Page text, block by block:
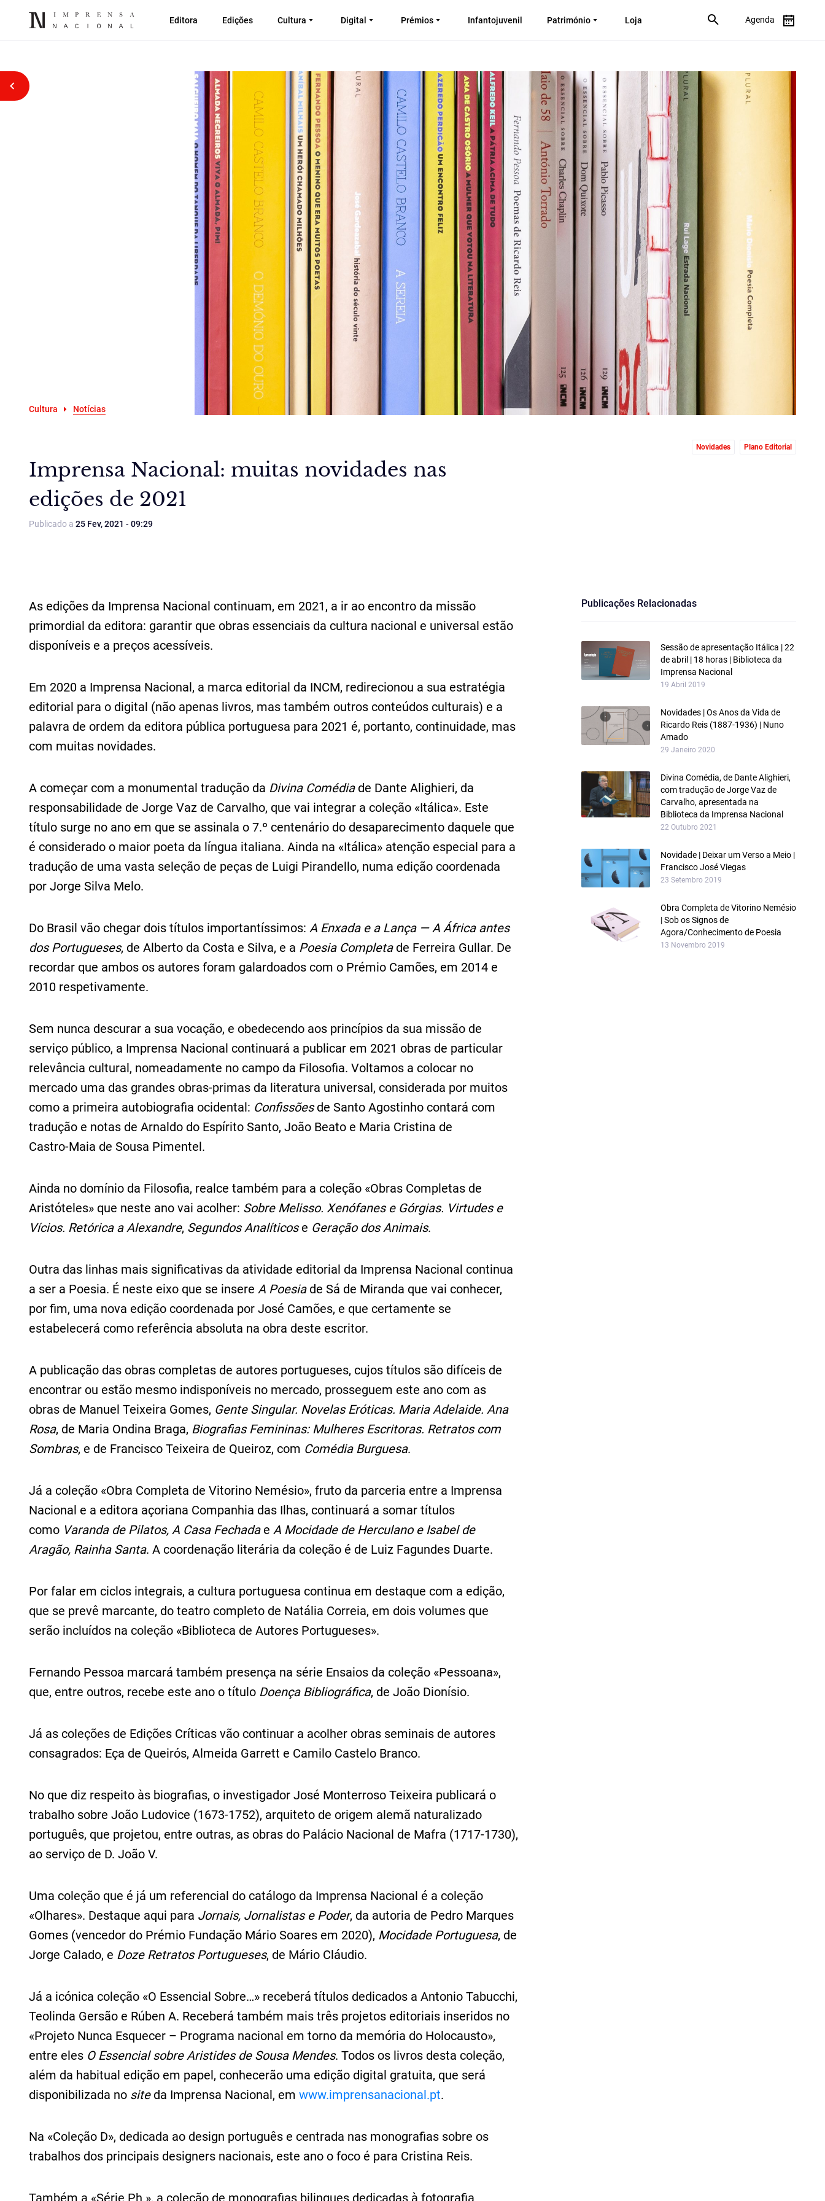
Editora Edições Cultura Digital Prémios Infantojuvenil Património Loja Agenda
Voltar atrás
Cultura Notícias
Imprensa Nacional: muitas novidades nas
edições de 2021
Publicado a 25 Fev, 2021 - 09:29
Novidades Plano Editorial
As edições da Imprensa Nacional continuam, em 2021, a ir ao encontro da missão
primordial da editora: garantir que obras essenciais da cultura nacional e universal estão
disponíveis e a preços acessíveis.
Em 2020 a Imprensa Nacional, a marca editorial da INCM, redirecionou a sua estratégia
editorial para o digital (não apenas livros, mas também outros conteúdos culturais) e a
palavra de ordem da editora pública portuguesa para 2021 é, portanto, continuidade, mas
com muitas novidades.
A começar com a monumental tradução da Divina Comédiade Dante Alighieri, da
responsabilidade de Jorge Vaz de Carvalho, que vai integrar a coleção «Itálica». Este
título surge no ano em que se assinala o 7.º centenário do desaparecimento daquele que
é considerado o maior poeta da língua italiana. Ainda na «Itálica» atenção especial para a
tradução de uma vasta seleção de peças de Luigi Pirandello, numa edição coordenada
por Jorge Silva Melo.
Do Brasil vão chegar dois títulos importantíssimos: A Enxada e a Lança — A África antes
dos Portugueses, de Alberto da Costa e Silva, e a Poesia Completade Ferreira Gullar. De
recordar que ambos os autores foram galardoados com o Prémio Camões, em 2014 e
2010 respetivamente.
Sem nunca descurar a sua vocação, e obedecendo aos princípios da sua missão de
serviço público, a Imprensa Nacional continuará a publicar em 2021 obras de particular
relevância cultural, nomeadamente no campo da Filosofia. Voltamos a colocar no
mercado uma das grandes obras-primas da literatura universal, considerada por muitos
como a primeira autobiografia ocidental: Confissõesde Santo Agostinho contará com
tradução e notas de Arnaldo do Espírito Santo, João Beato e Maria Cristina de
Castro‑Maia de Sousa Pimentel.
Ainda no domínio da Filosofia, realce também para a coleção «Obras Completas de
Aristóteles» que neste ano vai acolher: Sobre Melisso. Xenófanes e Górgias. Virtudes e
Vícios. Retórica a Alexandre, Segundos Analíticose Geração dos Animais.
Outra das linhas mais significativas da atividade editorial da Imprensa Nacional continua
a ser a Poesia. É neste eixo que se insere A Poesia de Sá de Miranda que vai conhecer,
por fim, uma nova edição coordenada por José Camões, e que certamente se
estabelecerá como referência absoluta na obra deste escritor.
A publicação das obras completas de autores portugueses, cujos títulos são difíceis de
encontrar ou estão mesmo indisponíveis no mercado, prosseguem este ano com as
obras de Manuel Teixeira Gomes, Gente Singular. Novelas Eróticas. Maria Adelaide. Ana
Rosa, de Maria Ondina Braga, Biografias Femininas: Mulheres Escritoras. Retratos com
Sombras, e de Francisco Teixeira de Queiroz, com Comédia Burguesa.
Já a coleção «Obra Completa de Vitorino Nemésio», fruto da parceria entre a Imprensa
Nacional e a editora açoriana Companhia das Ilhas, continuará a somar títulos
como Varanda de Pilatos, A Casa Fechadae A Mocidade de Herculano e Isabel de
Aragão, Rainha Santa. A coordenação literária da coleção é de Luiz Fagundes Duarte.
Por falar em ciclos integrais, a cultura portuguesa continua em destaque com a edição,
que se prevê marcante, do teatro completo de Natália Correia, em dois volumes que
serão incluídos na coleção «Biblioteca de Autores Portugueses».
Fernando Pessoa marcará também presença na série Ensaios da coleção «Pessoana»,
que, entre outros, recebe este ano o título Doença Bibliográfica, de João Dionísio.
Já as coleções de Edições Críticas vão continuar a acolher obras seminais de autores
consagrados: Eça de Queirós, Almeida Garrett e Camilo Castelo Branco.
No que diz respeito às biografias, o investigador José Monterroso Teixeira publicará o
trabalho sobre João Ludovice (1673-1752), arquiteto de origem alemã naturalizado
português, que projetou, entre outras, as obras do Palácio Nacional de Mafra (1717‑1730),
ao serviço de D. João V.
Uma coleção que é já um referencial do catálogo da Imprensa Nacional é a coleção
«Olhares». Destaque aqui para Jornais, Jornalistas e Poder, da autoria de Pedro Marques
Gomes (vencedor do Prémio Fundação Mário Soares em 2020), Mocidade Portuguesa, de
Jorge Calado, e Doze Retratos Portugueses, de Mário Cláudio.
Já a icónica coleção «O Essencial Sobre…» receberá títulos dedicados a Antonio Tabucchi,
Teolinda Gersão e Rúben A. Receberá também mais três projetos editoriais inseridos no
«Projeto Nunca Esquecer – Programa nacional em torno da memória do Holocausto»,
entre eles O Essencial sobre Aristides de Sousa Mendes. Todos os livros desta coleção,
além da habitual edição em papel, conhecerão uma edição digital gratuita, que será
disponibilizada no siteda Imprensa Nacional, em www.imprensanacional.pt.
Na «Coleção D», dedicada ao design português e centrada nas monografias sobre os
trabalhos dos principais designers nacionais, este ano o foco é para Cristina Reis.
Também a «Série Ph.», a coleção de monografias bilingues dedicadas à fotografia
Publicações Relacionadas
Sessão de apresentação Itálica | 22
de abril | 18 horas | Biblioteca da
Imprensa Nacional
19 Abril 2019
Novidades | Os Anos da Vida de
Ricardo Reis (1887-1936) | Nuno
Amado
29 Janeiro 2020
Divina Comédia, de Dante Alighieri,
com tradução de Jorge Vaz de
Carvalho, apresentada na
Biblioteca da Imprensa Nacional
22 Outubro 2021
Novidade | Deixar um Verso a Meio |
Francisco José Viegas
23 Setembro 2019
Obra Completa de Vitorino Nemésio
| Sob os Signos de
Agora/Conhecimento de Poesia
13 Novembro 2019